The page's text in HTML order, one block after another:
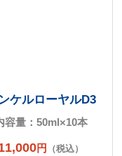
ケルローヤルD3
容量：50ml×10本
円 （税込）